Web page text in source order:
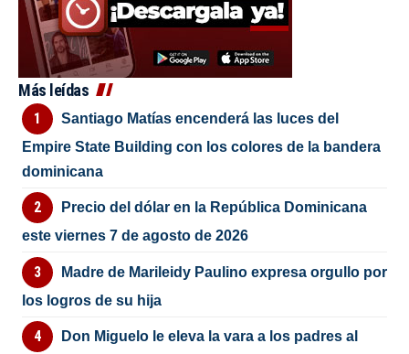
Más leídas
Santiago Matías encenderá las luces del
Empire State Building con los colores de la bandera
dominicana
Precio del dólar en la República Dominicana
este viernes 7 de agosto de 2026
Madre de Marileidy Paulino expresa orgullo por
los logros de su hija
Don Miguelo le eleva la vara a los padres al